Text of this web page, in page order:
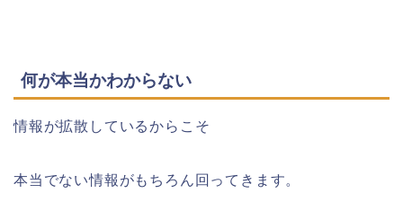
何が本当かわからない
情報が拡散しているからこそ
本当でない情報がもちろん回ってきます。